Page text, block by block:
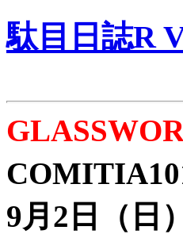
駄目日誌R
9月2日（日